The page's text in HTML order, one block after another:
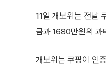
11일 개보위는 전날
금과 1680만원의 과
개보위는 쿠팡이 인